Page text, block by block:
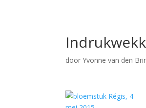
doorYvonne van den